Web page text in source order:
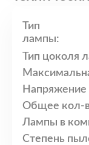
Тип
лампы:
Тип цоколя
Напряжение
Общее кол-
Лампы в
Степень